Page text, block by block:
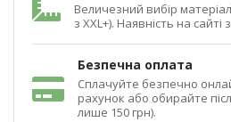
Величезний вибір
з XXL+). Наявність на
Безпечна оплата
Сплачуйте безпечно
рахунок або обирайте
лише 150 грн).